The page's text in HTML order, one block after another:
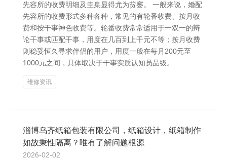
先容所的收费明细及圭臬显得尤为贫窭。 一般来说，婚配
先容所的收费形式多种各种，常见的有轮番收费、按月收
费和按干事神色收费等。轮番收费常常适用于一双一的辩
论干事或匹配干事，用度在几百到上千元不等；按月收费
则稳妥恒久寻求伴侣的用户，用度一般在每月200元至
1000元之间，具体取决于干事实质认知员品级。
维修资讯
淄博乌齐纸箱包装有限公司，纸箱设计，纸箱制作
如故秉性隔离？唯有了解问题根源
2026-02-02